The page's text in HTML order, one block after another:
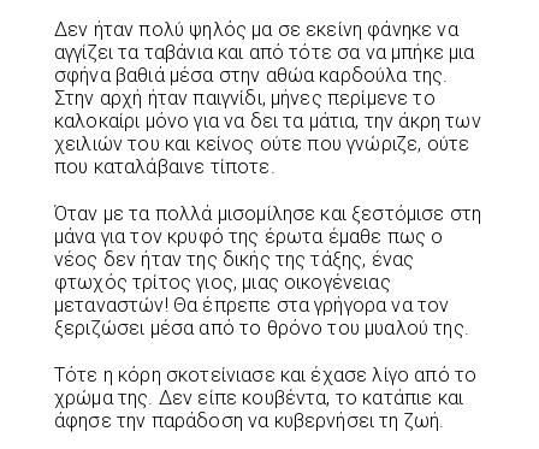
Δεν ήταν πολύ ψηλός μα σε εκείνη φάνηκε να
αγγίζει τα ταβάνια και από τότε σα να μπήκε μια
σφήνα βαθιά μέσα στην αθώα καρδούλα της.
Στην αρχή ήταν παιγνίδι, μήνες περίμενε το
καλοκαίρι μόνο για να δει τα μάτια, την άκρη των
χειλιών του και κείνος ούτε που γνώριζε, ούτε
που καταλάβαινε τίποτε.
Όταν με τα πολλά μισομίλησε και ξεστόμισε στη
μάνα για τον κρυφό της έρωτα έμαθε πως ο
νέος δεν ήταν της δικής της τάξης, ένας
φτωχός τρίτος γιος, μιας οικογένειας
μεταναστών! Θα έπρεπε στα γρήγορα να τον
ξεριζώσει μέσα από το θρόνο του μυαλού της.
Τότε η κόρη σκοτείνιασε και έχασε λίγο από το
χρώμα της. Δεν είπε κουβέντα, το κατάπιε και
άφησε την παράδοση να κυβερνήσει τη ζωή.